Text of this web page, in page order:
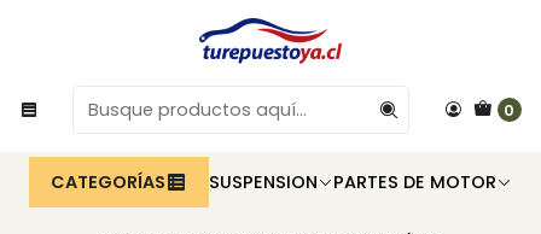
0
CATEGORÍAS SUSPENSION PARTES DE MOTOR